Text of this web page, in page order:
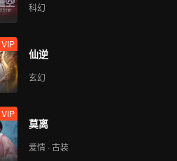
科幻
VIP
仙逆
玄幻
VIP
莫离
爱情 · 古装